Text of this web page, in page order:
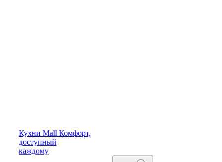
Кухни Mall Комфорт,
доступный
каждому